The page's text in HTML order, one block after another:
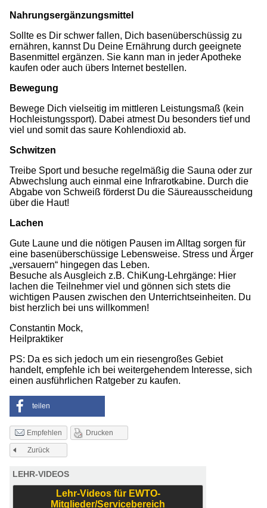
Nahrungsergänzungsmittel
Sollte es Dir schwer fallen, Dich basenüberschüssig zu
ernähren, kannst Du Deine Ernährung durch geeignete
Basenmittel ergänzen. Sie kann man in jeder Apotheke
kaufen oder auch übers Internet bestellen.
Bewegung
Bewege Dich vielseitig im mittleren Leistungsmaß (kein
Hochleistungssport). Dabei atmest Du besonders tief und
viel und somit das saure Kohlendioxid ab.
Schwitzen
Treibe Sport und besuche regelmäßig die Sauna oder zur
Abwechslung auch einmal eine Infrarotkabine. Durch die
Abgabe von Schweiß förderst Du die Säureausscheidung
über die Haut!
Lachen
Gute Laune und die nötigen Pausen im Alltag sorgen für
eine basenüberschüssige Lebensweise. Stress und Ärger
„versauern“ hingegen das Leben.
Besuche als Ausgleich z.B. ChiKung-Lehrgänge: Hier
lachen die Teilnehmer viel und gönnen sich stets die
wichtigen Pausen zwischen den Unterrichtseinheiten. Du
bist herzlich bei uns willkommen!
Constantin Mock,
Heilpraktiker
PS: Da es sich jedoch um ein riesengroßes Gebiet
handelt, empfehle ich bei weitergehendem Interesse, sich
einen ausführlichen Ratgeber zu kaufen.
teilen
Empfehlen Drucken
Zurück
LEHR-VIDEOS
Lehr-Videos für EWTO-
Mitglieder/Servicebereich